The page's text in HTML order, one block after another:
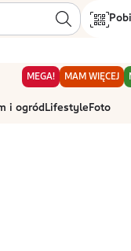
MEGA! MAM WIĘCEJ
i ogród Lifestyle Foto